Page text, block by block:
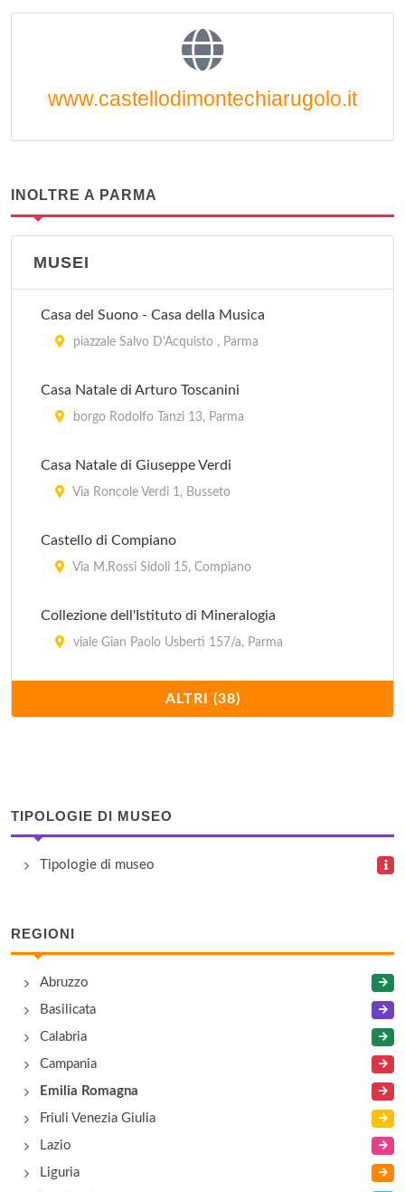
www.castellodimontechiarugolo.it
INOLTRE A PARMA
MUSEI
Casa del Suono - Casa della Musica
piazzale Salvo D'Acquisto , Parma
Casa Natale di Arturo Toscanini
borgo Rodolfo Tanzi 13, Parma
Casa Natale di Giuseppe Verdi
Via Roncole Verdi 1, Busseto
Castello di Compiano
Via M.Rossi Sidoli 15, Compiano
Collezione dell'Istituto di Mineralogia
viale Gian Paolo Usberti 157/a, Parma
Fondazione Magnani Rocca
via Fondazione Magnani Rocca 18, Mamiano di
via Nazionale 130, Collecchio
Fondazione Museo Glauco Lombardi
Galleria Nazionale
Museo Amedeo Bocchi
strada Benedetto Cairoli , Parma
Museo Archeologico Nazionale
piazza della Pilotta 5, Parma
ALTRI (38)
TIPOLOGIE DI MUSEO
Tipologie di museo
REGIONI
Abruzzo
Basilicata
Calabria
Campania
Emilia Romagna
Friuli Venezia Giulia
Lazio
Liguria